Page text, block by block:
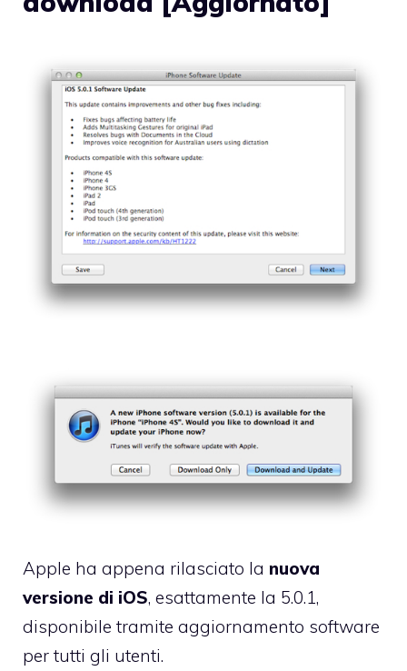
Apple ha appena rilasciato la nuova
versione di iOS, esattamente la 5.0.1,
disponibile tramite aggiornamento software
per tutti gli utenti.